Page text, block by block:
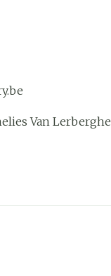
Van Lerberghe